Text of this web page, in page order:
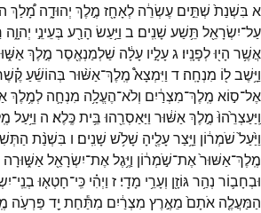
א בִּשְׁנַת֙ שְׁתֵּ֣ים עֶשְׂרֵ֔ה לְאָחָ֖ז מֶ֣לֶךְ יְהוּדָ֑ה מָ֠לַךְ
עַל־יִשְׂרָאֵ֖ל תֵּ֥שַׁע שָׁנִֽים׃ ב וַיַּ֥עַשׂ הָרַ֖ע בְּעֵינֵ֣י יְהוָ֑ה
אֲשֶׁ֥ר הָי֖וּלְפָנָֽיו׃ געָלָ֣יו עָלָ֔ה שַׁלְמַנְאֶ֖סֶר מֶ֣לֶךְ
וַיָּ֥שֶׁבל֖וֹ מִנְחָֽה׃ ד וַיִּמְצָא֩ מֶֽלֶךְ־אַשּׁ֨וּר בְּהוֹשֵׁ֜עַ
אֶל־ס֣וֹא מֶֽלֶךְ־מִצְרַ֔יִם וְלֹא־הֶעֱלָ֥ה מִנְחָ֛ה לְמֶ֥לֶךְ
וַֽיַּעַצְרֵ֙הוּ֙ מֶ֣לֶךְאַשּׁ֔וּר וַיַּאַסְרֵ֖הוּ בֵּ֥יתכֶּֽלֶא׃ ה וַיַּ֥עַל
וַיַּ֙עַל֙ שֹׁמְר֔וֹן וַיָּ֥צַרעָלֶ֖יהָ שָׁלֹ֥שׁ שָׁנִֽים׃ ו בִּשְׁנַ֨ת
מֶֽלֶךְ־אַשּׁוּר֙אֶת־שֹׁ֣מְר֔וֹן וַיֶּ֥גֶלאֶת־יִשְׂרָאֵ֖לאַשּׁ֑וּרָה
וּבְחָב֛וֹר נְהַ֥רגּוֹזָ֖ן וְעָרֵ֥י מָדָֽי׃ ז וַיְהִ֗י כִּֽי־חָטְא֤וּ בְנֵֽי־
הַמַּעֲלֶ֤ה אֹתָם֙ מֵאֶ֣רֶץ מִצְרַ֔יִם מִתַּ֕חַת יַ֖ד פַּרְעֹ֣ה